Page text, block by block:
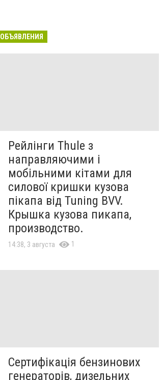
ОБЪЯВЛЕНИЯ
Рейлінги Thule з
направляючими і
мобільними кітами для
силової кришки кузова
пікапа від Tuning BVV.
Крышка кузова пикапа,
производство.
14:38, 3 августа 1
Сертифікація бензинових
генераторів, дизельних